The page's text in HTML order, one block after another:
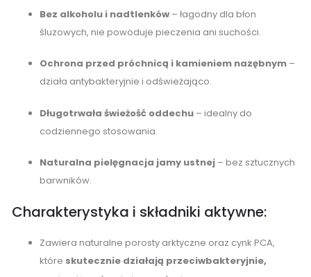
Bez alkoholu i nadtlenków – łagodny dla błon
śluzowych, nie powoduje pieczenia ani suchości.
Ochrona przed próchnicą i kamieniem nazębnym –
działa antybakteryjnie i odświeżająco.
Długotrwała świeżość oddechu – idealny do
codziennego stosowania.
Naturalna pielęgnacja jamy ustnej – bez sztucznych
barwników.
Charakterystyka i składniki aktywne:
Zawiera naturalne porosty arktyczne oraz cynk PCA,
które skutecznie działają przeciwbakteryjnie,